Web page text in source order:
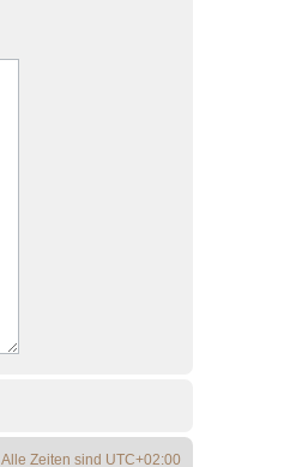
Alle Zeiten sind UTC+02:00